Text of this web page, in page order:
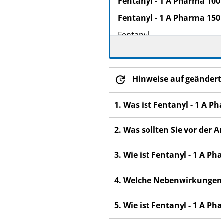
Fentanyl - 1 A Pharma
Fentanyl
beginnen, denn sie
Heben Sie die
Wenn Sie weitere
Fachpersonal.
Dieses Arzneimittel
weiter. Es kann
Wenn Sie
Fachpersonal. Dies
Hinweise auf
1. Was ist Fentanyl - 1 A
2. Was sollten Sie vor der
3. Wie ist Fentanyl - 1 A
4. Welche
5. Wie ist Fentanyl - 1 A